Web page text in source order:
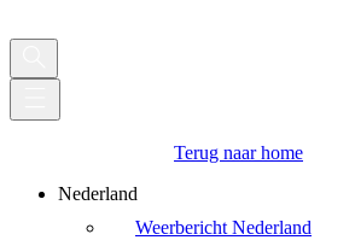
Terug naar home
Nederland
Weerbericht Nederland